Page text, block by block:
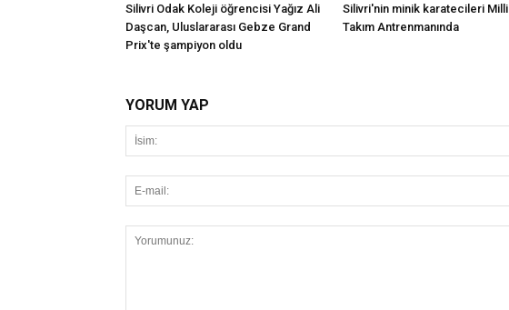
Silivri Odak Koleji öğrencisi Yağız Ali
Daşcan, Uluslararası Gebze Grand
Prix'te şampiyon oldu
Silivri'nin minik karatecileri Milli
Takım Antrenmanında
YORUM YAP